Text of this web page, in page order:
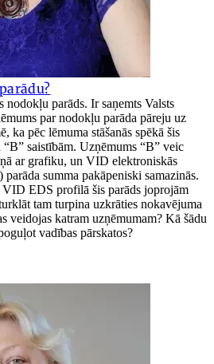
parāds. Ir saņemts Valsts
par nodokļu parāda pāreju uz
ka pēc lēmuma stāšanās spēkā šis
saistībām. Uzņēmums “B” veic
ar grafiku, un VID elektroniskās
parāda summa pakāpeniski samazinās.
EDS profilā šis parāds joprojām
tam turpina uzkrāties nokavējuma
veidojas katram uzņēmumam? Kā šādu
vadības pārskatos?